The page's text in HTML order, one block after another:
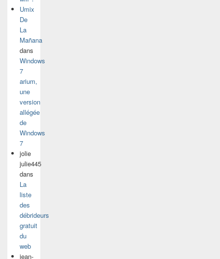
Umix
De
La
Mañana
dans
Windows
7
arium,
une
version
allégée
de
Windows
7
jolie
julie445
dans
La
liste
des
débrideurs
gratuit
du
web
jean-